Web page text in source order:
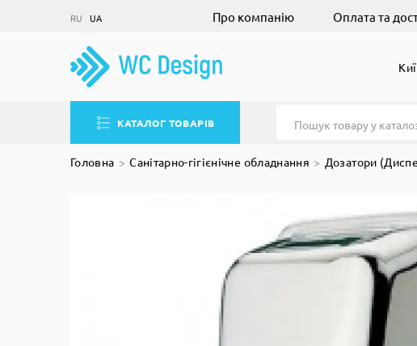
RU UA Про компанію Оплата та
КАТАЛОГ ТОВАРІВ
Головна Санітарно-гігієнічне обладнання Дозатори